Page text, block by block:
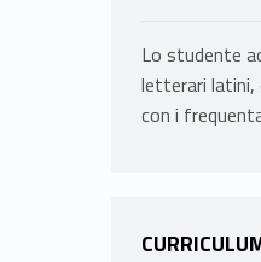
Lo studente
letterari latini,
con i